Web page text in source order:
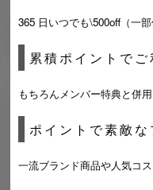
365 日いつでも\500off（一
累積ポイントでご
もちろんメンバー特典と併
ポイントで素敵な
一流ブランド商品や人気コ